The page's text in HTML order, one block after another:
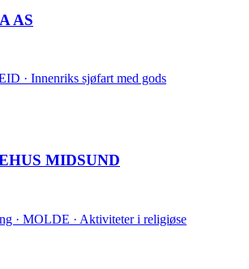
AS
· Innenriks sjøfart med gods
MIDSUND
· MOLDE · Aktiviteter i religiøse